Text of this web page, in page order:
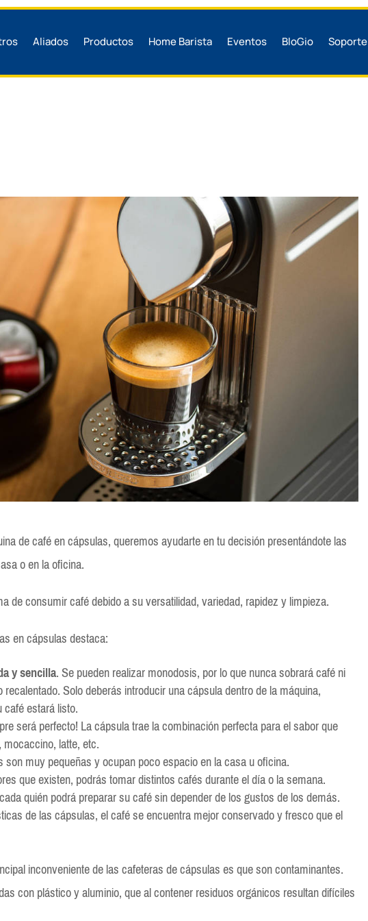
Aliados Productos Home Barista Eventos BloGio Soporte
de café en cápsulas, queremos ayudarte en tu decisión presentándote las
o en la oficina.
de consumir café debido a su versatilidad, variedad, rapidez y limpieza.
en cápsulas destaca:
y sencilla. Se pueden realizar monodosis, por lo que nunca sobrará café ni
Solo deberás introducir una cápsula dentro de la máquina,
estará listo.
será perfecto! La cápsula trae la combinación perfecta para el sabor que
latte, etc.
muy pequeñas y ocupan poco espacio en la casa u oficina.
que existen, podrás tomar distintos cafés durante el día o la semana.
quién podrá preparar su café sin depender de los gustos de los demás.
de las cápsulas, el café se encuentra mejor conservado y fresco que el
inconveniente de las cafeteras de cápsulas es que son contaminantes.
con plástico y aluminio, que al contener residuos orgánicos resultan difíciles